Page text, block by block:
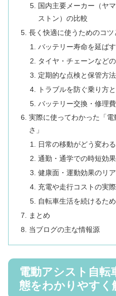
国内主要メーカー（ヤ
ストン）の比較
長く快適に使うためのコツ
バッテリー寿命を延ば
タイヤ・チェーンなど
定期的な点検と保管方
トラブルを防ぐ乗り方
バッテリー交換・修理
実際に使ってわかった「
さ」
日常の移動がどう変わ
通勤・通学での時短効果
健康面・運動効果のリ
充電や走行コストの実際
自転車生活を続けるた
まとめ
当ブログの主な情報源
電動アシスト自転
態をわかりやすく